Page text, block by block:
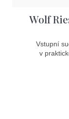
Wolf
Vstupní
v